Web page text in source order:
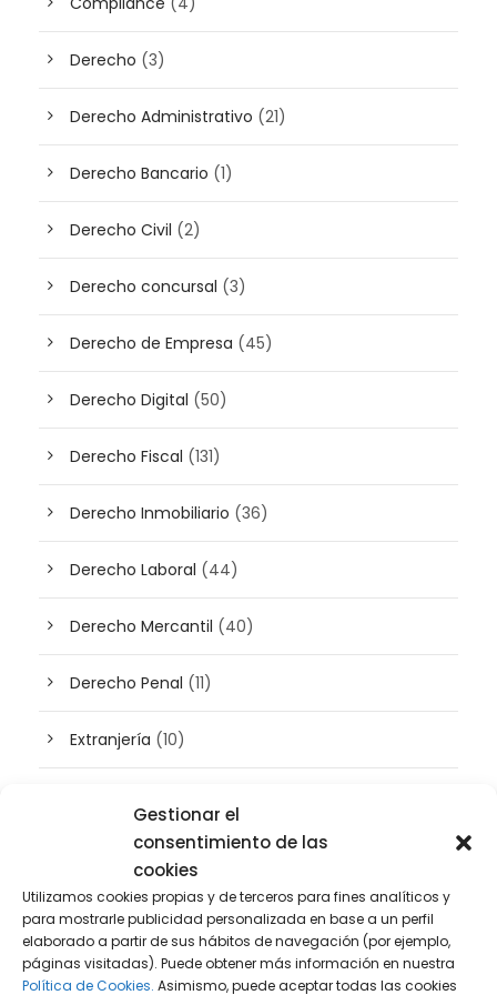
Gestionar el
consentimiento de las
cookies
Utilizamos cookies propias y de terceros para fines analíticos y
para mostrarle publicidad personalizada en base a un perfil
elaborado a partir de sus hábitos de navegación (por ejemplo,
páginas visitadas). Puede obtener más información en nuestra
Política de Cookies. Asimismo, puede aceptar todas las cookies
Derecho (3)
Derecho Administrativo (21)
Derecho Bancario (1)
Derecho Civil (2)
Derecho concursal (3)
Derecho de Empresa (45)
Derecho Digital (50)
Derecho Fiscal (131)
Derecho Inmobiliario (36)
Derecho Laboral (44)
Derecho Mercantil (40)
Derecho Penal (11)
Extranjería (10)
Patrimonio(5)
Plusvalía (2)
Prensa(2)